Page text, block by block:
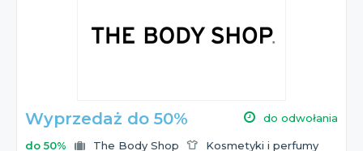
Wyprzedaż do 50% do odwołania
do 50% The Body Shop Kosmetyki i perfumy